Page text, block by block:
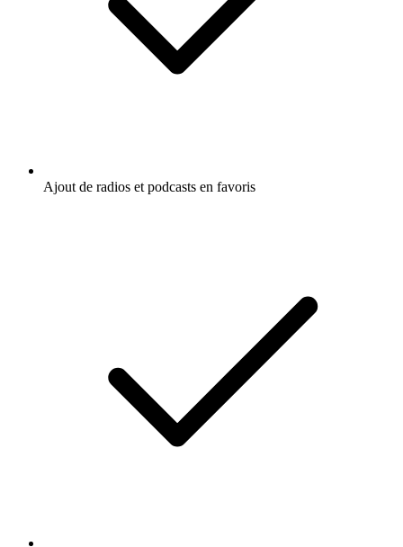
Ajout de radios et podcasts en favoris